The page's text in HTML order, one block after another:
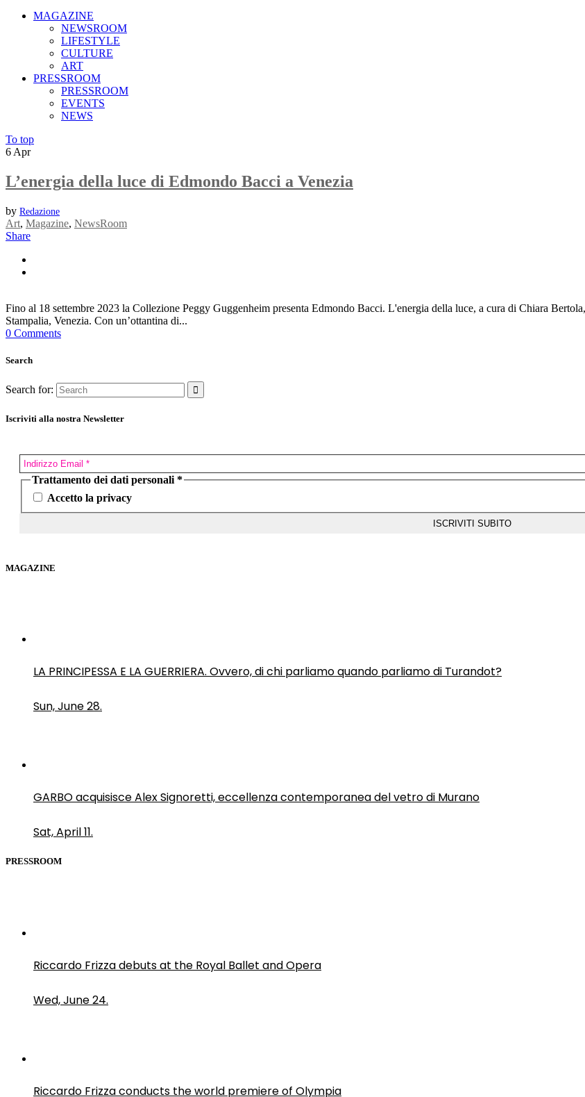
MAGAZINE
NEWSROOM
LIFESTYLE
CULTURE
ART
PRESSROOM
PRESSROOM
EVENTS
NEWS
To top
6 Apr
L’energia della luce di Edmondo Bacci a Venezia
by Redazione
Art, Magazine, NewsRoom
Share
Fino al 18 settembre 2023 la Collezione Peggy Guggenheim presenta Edmondo Bacci. L'energia della luce, a cura di Chiara
Stampalia, Venezia. Con un’ottantina di...
0 Comments
Search
Search for:
Iscriviti alla nostra Newsletter
Trattamento dei dati personali *
Accetto la privacy
MAGAZINE
LA PRINCIPESSA E LA GUERRIERA. Ovvero, di chi parliamo quando parliamo di Turandot?
Sun, June 28.
GARBO acquisisce Alex Signoretti, eccellenza contemporanea del vetro di Murano
Sat, April 11.
PRESSROOM
Riccardo Frizza debuts at the Royal Ballet and Opera
Wed, June 24.
Riccardo Frizza conducts the world premiere of Olympia